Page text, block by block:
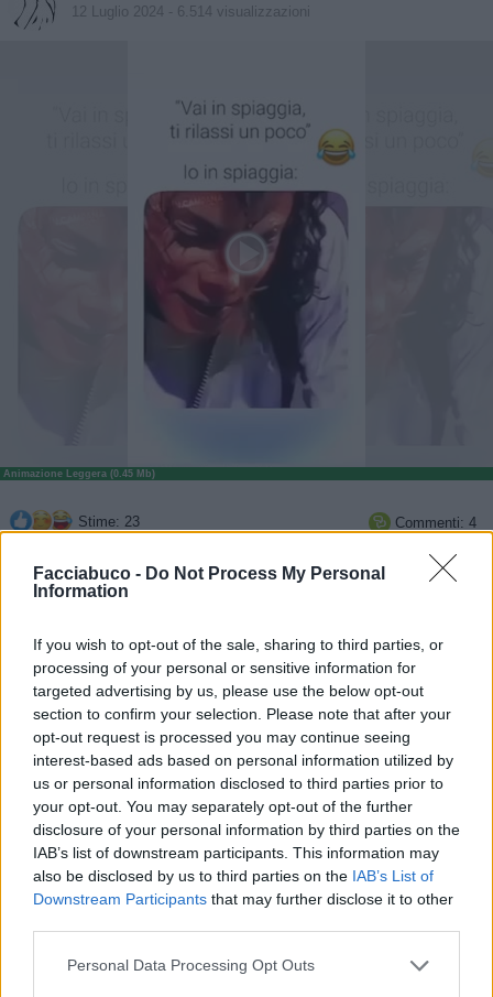
Facciabuco - Do Not Process My Personal
Information
If you wish to opt-out of the sale, sharing to third parties, or
processing of your personal or sensitive information for
targeted advertising by us, please use the below opt-out
section to confirm your selection. Please note that after your
opt-out request is processed you may continue seeing
interest-based ads based on personal information utilized by
us or personal information disclosed to third parties prior to
your opt-out. You may separately opt-out of the further
disclosure of your personal information by third parties on the
IAB’s list of downstream participants. This information may
also be disclosed by us to third parties on the IAB’s List of
Downstream Participants that may further disclose it to other
Personal Data Processing Opt Outs
12 Luglio 2024 - 6.514 visualizzazioni
Animazione Leggera (0.45 Mb)
Stime: 23  Commenti: 4
Ti stimo fratella
Link
 Salva
Michael Jackson·Spiaggia ·Gonfiabili per bambini·
EbbeneSi:🤣🤣🤣🤣🤣🤣
12 Luglio 2024 alle ore 16:30
·Ti stimo·Rispondi
nonnocucaracha:Buonasera 🌼🌺🌼